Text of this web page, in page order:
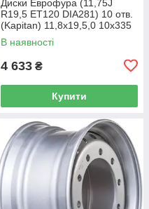
Диски Еврофура (11,75J
R19,5 ET120 DIA281) 10 отв.
(Kapitan) 11,8x19,5,0 10x335
ET120 dia281,0 (M) (сталь)
(кт)
В наявності
4 633 ₴
Купити